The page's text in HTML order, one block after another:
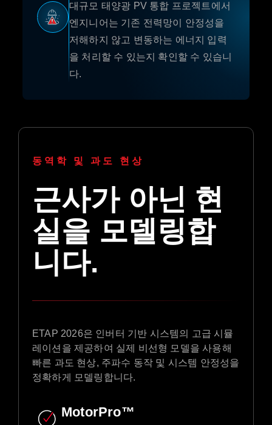
대규모 태양광 PV 통합 프로젝트에서
엔지니어는 기존 전력망이 안정성을
저해하지 않고 변동하는 에너지 입력
을 처리할 수 있는지 확인할 수 있습니
다.
동역학 및 과도 현상
근사가 아닌 현
실을 모델링합
니다.
ETAP 2026은 인버터 기반 시스템의 고급 시뮬
레이션을 제공하여 실제 비선형 모델을 사용해
빠른 과도 현상, 주파수 동작 및 시스템 안정성을
정확하게 모델링합니다.
MotorPro™